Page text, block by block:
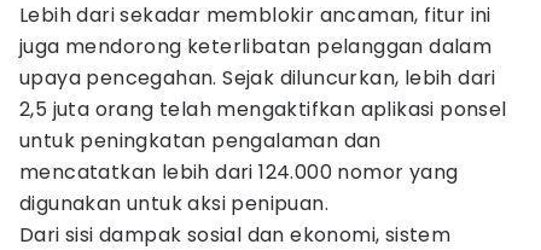
Lebih dari sekadar memblokir ancaman, fitur ini
juga mendorong keterlibatan pelanggan dalam
upaya pencegahan. Sejak diluncurkan, lebih dari
2,5 juta orang telah mengaktifkan aplikasi ponsel
untuk peningkatan pengalaman dan
mencatatkan lebih dari 124.000 nomor yang
digunakan untuk aksi penipuan.
Dari sisi dampak sosial dan ekonomi, sistem